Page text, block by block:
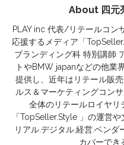
About 四元
PLAY inc 代表/リテールコン
応援するメディア「
ブランディング科 特別講師
トやBMW japanなどの他業
提供し、近年はリテール販
ルス＆マーケティングコン
全体のリテールロイヤ
「TopSeller.Style 」の運営
リアル.デジタル.経営.ベン
カバーでき